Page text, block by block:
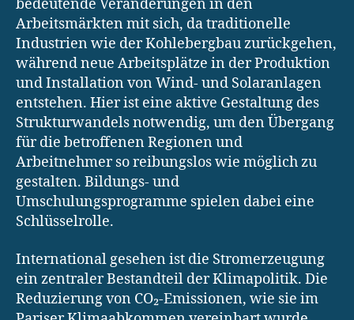
bedeutende Veränderungen in den
Arbeitsmärkten mit sich, da traditionelle
Industrien wie der Kohlebergbau zurückgehen,
während neue Arbeitsplätze in der Produktion
und Installation von Wind- und Solaranlagen
entstehen. Hier ist eine aktive Gestaltung des
Strukturwandels notwendig, um den Übergang
für die betroffenen Regionen und
Arbeitnehmer so reibungslos wie möglich zu
gestalten. Bildungs- und
Umschulungsprogramme spielen dabei eine
Schlüsselrolle.
International gesehen ist die Stromerzeugung
ein zentraler Bestandteil der Klimapolitik. Die
Reduzierung von CO₂-Emissionen, wie sie im